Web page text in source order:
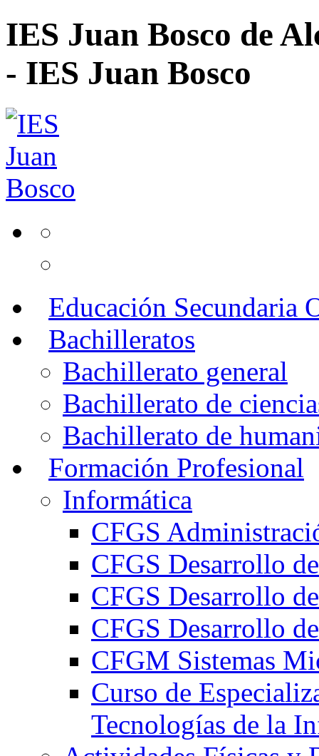
IES Juan Bosco de
- IES Juan Bosco
Educación Secundaria
Bachilleratos
Bachillerato general
Bachillerato de
Bachillerato de
Formación Profesional
Informática
CFGS
CFGS Desarrollo
CFGS Desarrollo
CFGS Desarrollo
CFGM Sistemas
Curso de
Tecnologías de la